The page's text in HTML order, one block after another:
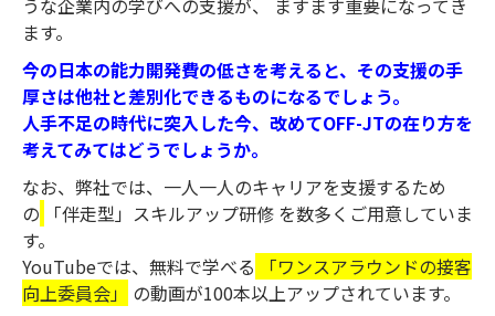
うな企業内の学びへの支援が、 ますます重要になってき
ます。
今の日本の能力開発費の低さを考えると、その支援の手
厚さは他社と差別化できるものになるでしょう。
人手不足の時代に突入した今、改めてOFF-JTの在り方を
考えてみてはどうでしょうか。
なお、弊社では、一人一人のキャリアを支援するため
の
「伴走型」スキルアップ研修 を数多くご用意していま
す。
YouTubeでは、無料で学べる
「ワンスアラウンドの接客
向上委員会」
の動画が100本以上アップされています。